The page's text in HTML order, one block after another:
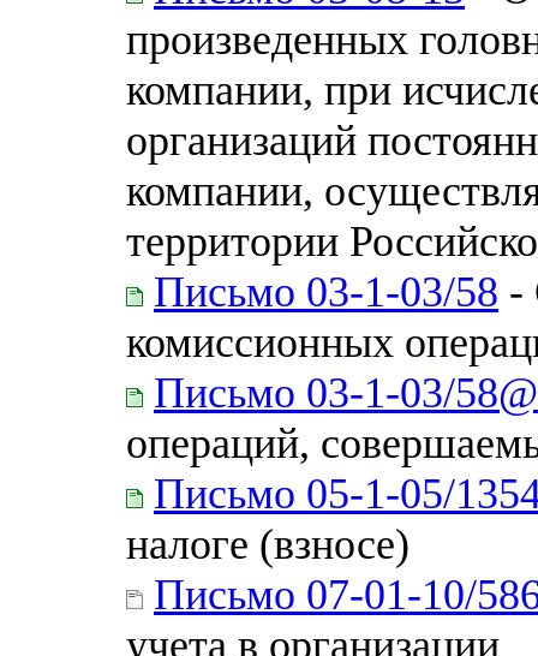
произведенных
компании, при
организаций
компании,
территории
Письмо 03-1-03/58 -
комиссионных
Письмо 03-1-03/58@
операций,
Письмо 05-1-05/
налоге (взносе)
Письмо 07-01-10/
учета в организации